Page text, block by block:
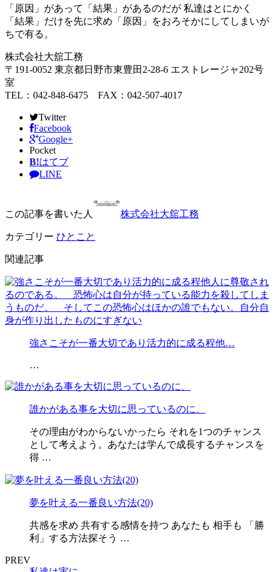
「原因」があって「結果」があるのだが 私達はとにかく
「結果」だけを先に求め「原因」をおろそかにしてしまいが
ちで有る。
株式会社大舘工務
〒191-0052 東京都日野市東豊田2-28-6 エストレージャ202号
室
TEL：042-848-6475 FAX：042-507-4017
Twitter
Facebook
Google+
Pocket
B!はてブ
LINE
この記事を書いた人 株式会社大舘工務
カテゴリー ひとこと
関連記事
強さこそが一番大切であり活力的に成る程他…
…
誰かがある事を大切に思っているのに、
その理由がわからないかったら それを1つのチャンス
として考えよう。あなたは学んで成長するチャンスを
得 …
夢を叶える一番良い方法(20)
共感を求め 共有する感情を持つ あなたも 相手も 「勝
利」する方法探そう …
PREV